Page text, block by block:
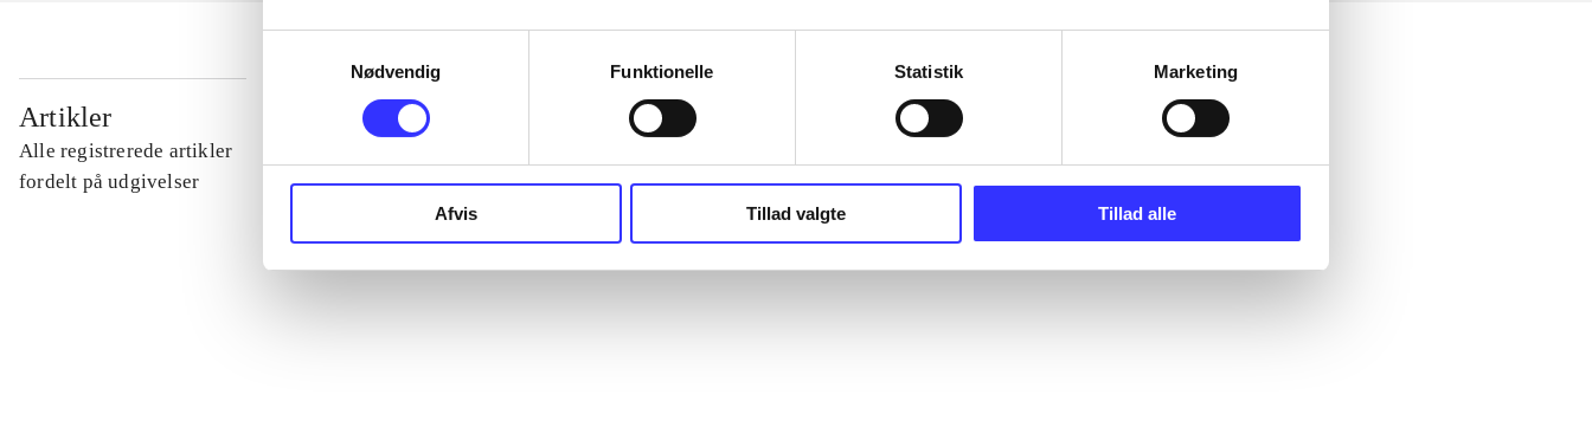
Nødvendig
Funktionelle Statistik Marketing
Afvis Tillad valgte Tillad alle
Artikler
Alle registrerede artikler
fordelt på udgivelser
...